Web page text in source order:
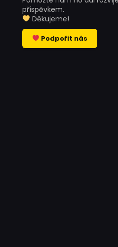
příspěvkem.
Děkujeme!
Podpořit nás